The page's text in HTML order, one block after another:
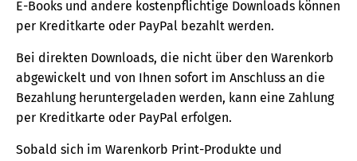
E-Books und andere kostenpflichtige Downloads können
per Kreditkarte oder PayPal bezahlt werden.
Bei direkten Downloads, die nicht über den Warenkorb
abgewickelt und von Ihnen sofort im Anschluss an die
Bezahlung heruntergeladen werden, kann eine Zahlung
per Kreditkarte oder PayPal erfolgen.
Sobald sich im Warenkorb Print-Produkte und